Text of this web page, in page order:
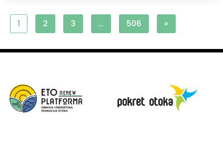
1 2 3 … 506 »